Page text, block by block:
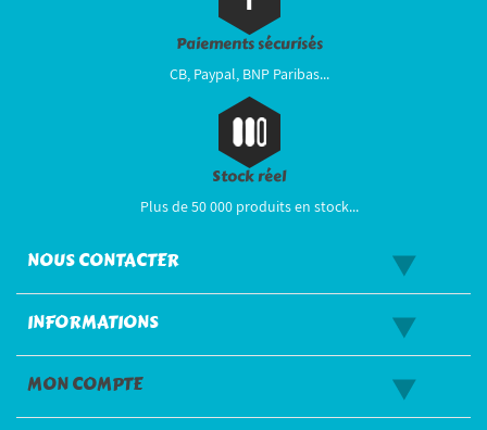
Paiements sécurisés
CB, Paypal, BNP Paribas...
Stock réel
Plus de 50 000 produits en stock...
NOUS CONTACTER
INFORMATIONS
MON COMPTE